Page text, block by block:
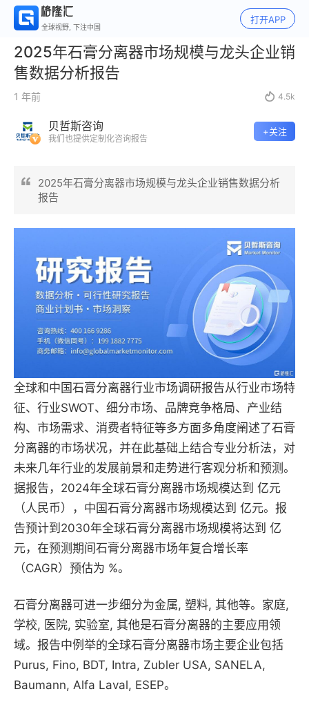
全球视野, 下注中国
打开APP
2025年石膏分离器市场规模与龙头企业销
售数据分析报告
1 年前  4.5k
贝哲斯咨询
我们也提供定制化咨询报告
+关注
2025年石膏分离器市场规模与龙头企业销售数据分析
报告
全球和中国石膏分离器行业市场调研报告从行业市场特
征、行业SWOT、细分市场、品牌竞争格局、产业结
构、市场需求、消费者特征等多方面多角度阐述了石膏
分离器的市场状况，并在此基础上结合专业分析法，对
未来几年行业的发展前景和走势进行客观分析和预测。
据报告，2024年全球石膏分离器市场规模达到 亿元
（人民币），中国石膏分离器市场规模达到 亿元。报
告预计到2030年全球石膏分离器市场规模将达到 亿
元，在预测期间石膏分离器市场年复合增长率
（CAGR）预估为 %。
石膏分离器可进一步细分为金属, 塑料, 其他等。家庭,
学校, 医院, 实验室, 其他是石膏分离器的主要应用领
域。报告中例举的全球石膏分离器市场主要企业包括
Purus, Fino, BDT, Intra, Zubler USA, SANELA,
Baumann, Alfa Laval, ESEP。